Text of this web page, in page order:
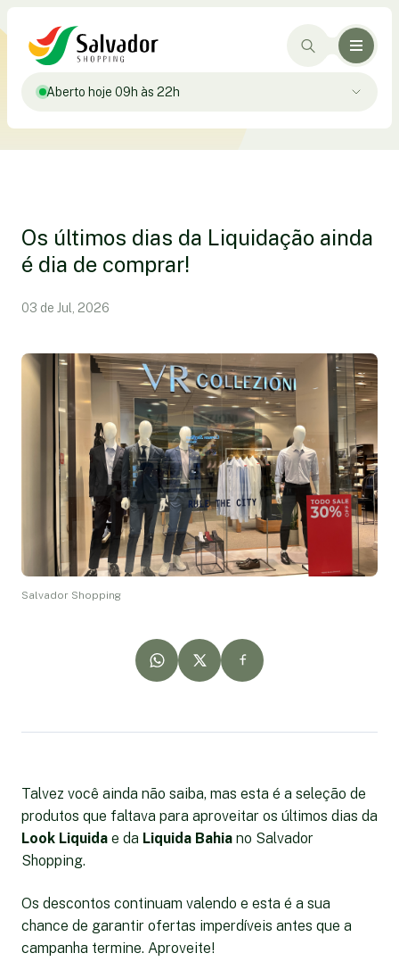
Aberto hoje 09h às 22h
Os últimos dias da Liquidação ainda
é dia de comprar!
03 de Jul, 2026
Salvador Shopping
Talvez você ainda não saiba, mas esta é a seleção de
produtos que faltava para aproveitar os últimos dias da
Look Liquida e da Liquida Bahia no Salvador
Shopping.
Os descontos continuam valendo e esta é a sua
chance de garantir ofertas imperdíveis antes que a
campanha termine. Aproveite!